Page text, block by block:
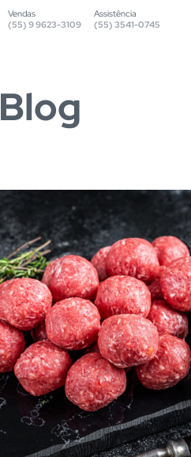
Vendas
(55) 9 9623-3109
Assistência
(55) 3541-0745
Blog